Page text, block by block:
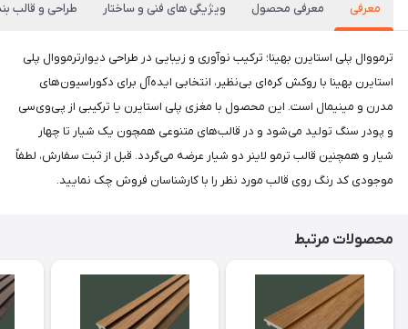
معرفی معرفی محصول ویژیگی های فنی و ساختار طراحی و قالب
ترمووال پلی استایرن بهینا؛ ترکیب نوآوری و زیبایی در طراحی دیوارترمووال پلی
استایرن بهینا با روکش کره‌ای بی‌نظیر، انتخابی ایده‌آل برای دکوراسیون‌های
مدرن و مینیمال است. این محصول با مغزی پلی استایرن یا ترکیبی از پی‌وی‌سی
و پودر سنگ تولید می‌شود و در قالب‌های متنوعی همچون یک شیار تا چهار
شیار و همچنین قالب ترمو لاینر دو شیار عرضه می‌گردد. قبل از ثبت سفارش، لطفاً
موجودی کد رنگ روی قالب مورد نظر را با کارشناسان فروش چک نمایید.
محصولات مرتبط